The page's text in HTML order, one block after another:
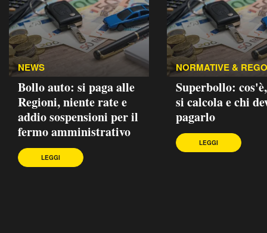
NEWS
Bollo auto: si paga alle
Regioni, niente rate e
addio sospensioni per il
fermo amministrativo
LEGGI
NORMATIVE &
Superbollo:
si calcola e chi
pagarlo
LEGGI